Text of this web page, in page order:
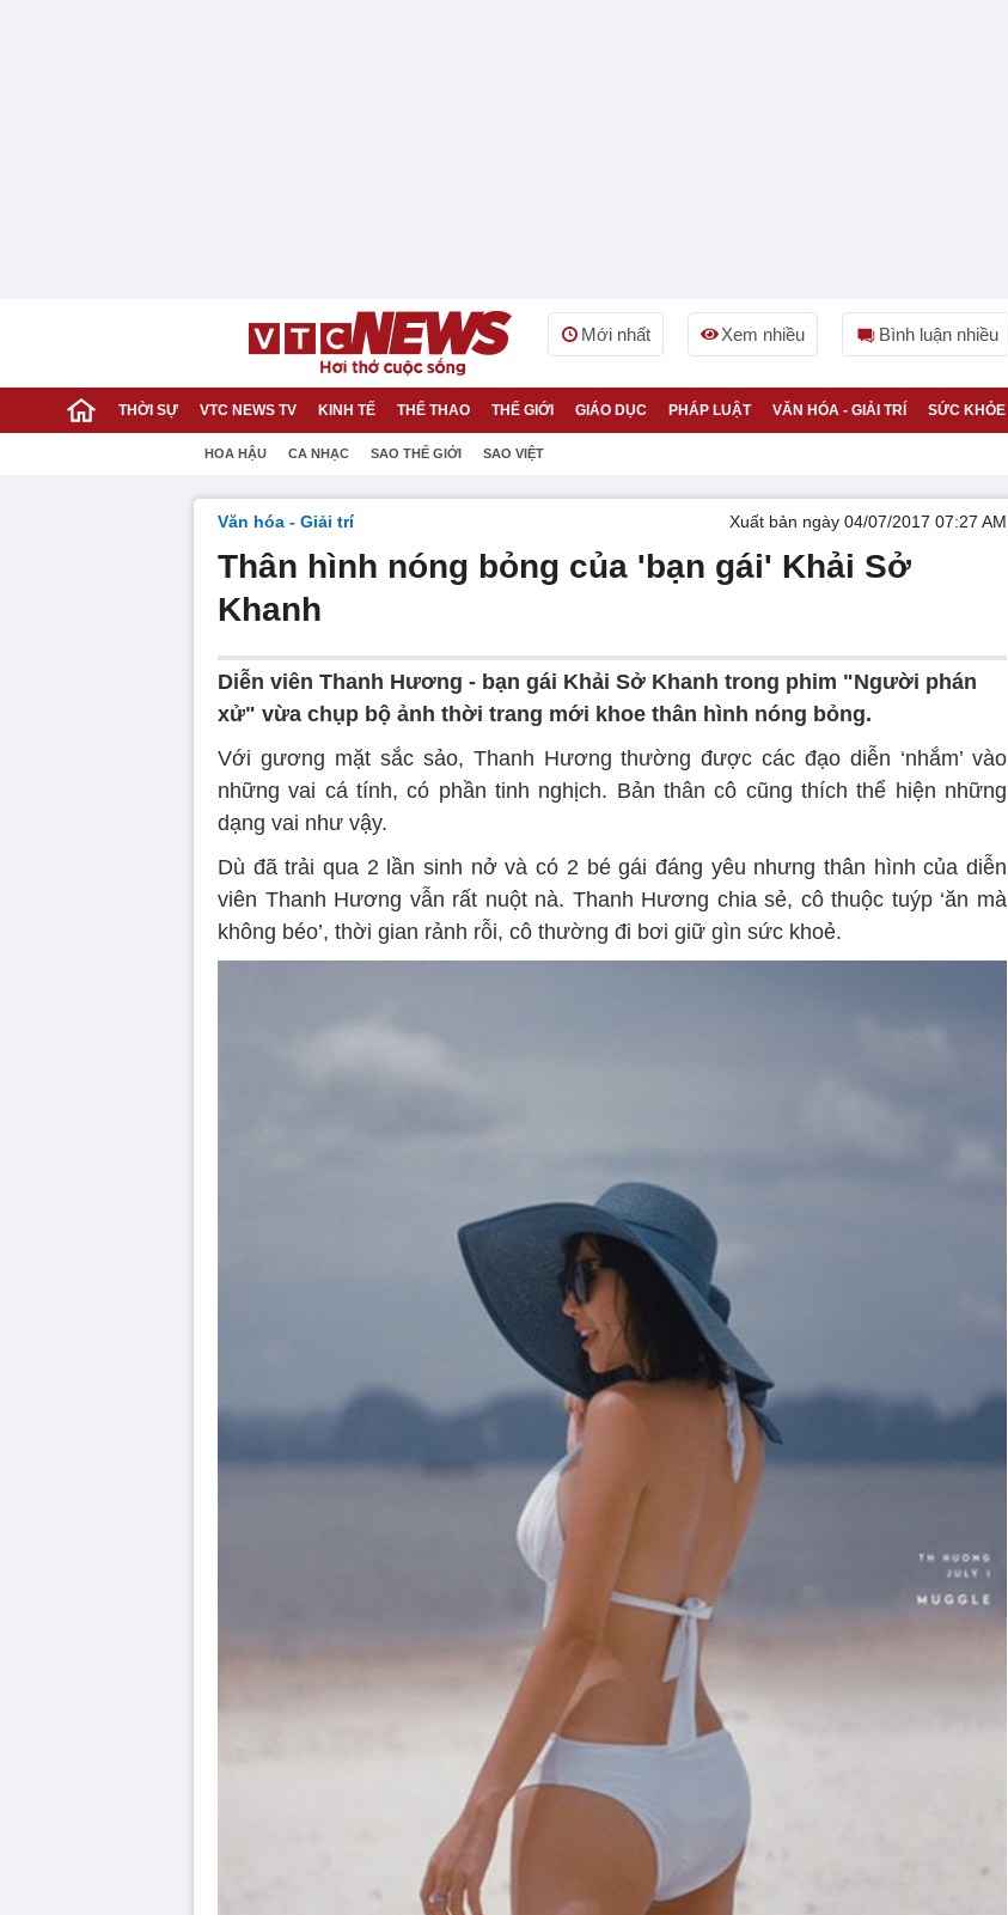
Mới nhất Xem nhiều Bình luận nhiều
THỜI SỰ VTC NEWS TV KINH TẾ THỂ THAO THẾ GIỚI GIÁO DỤC PHÁP LUẬT VĂN HÓA - GIẢI TRÍ SỨC KHỎE
HOA HẬU CA NHẠC SAO THẾ GIỚI SAO VIỆT
Văn hóa - Giải trí Xuất bản ngày 04/07/2017 07:27 AM
Thân hình nóng bỏng của 'bạn gái' Khải Sở
Khanh
Diễn viên Thanh Hương - bạn gái Khải Sở Khanh trong phim "Người phán
xử" vừa chụp bộ ảnh thời trang mới khoe thân hình nóng bỏng.
Với gương mặt sắc sảo, Thanh Hương thường được các đạo diễn ‘nhắm’ vào
những vai cá tính, có phần tinh nghịch. Bản thân cô cũng thích thể hiện những
dạng vai như vậy.
Dù đã trải qua 2 lần sinh nở và có 2 bé gái đáng yêu nhưng thân hình của diễn
viên Thanh Hương vẫn rất nuột nà. Thanh Hương chia sẻ, cô thuộc tuýp ‘ăn mà
không béo’, thời gian rảnh rỗi, cô thường đi bơi giữ gìn sức khoẻ.